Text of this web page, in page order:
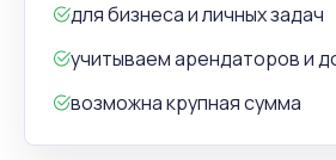
для бизнеса и личных задач
учитываем арендаторов и
возможна крупная сумма